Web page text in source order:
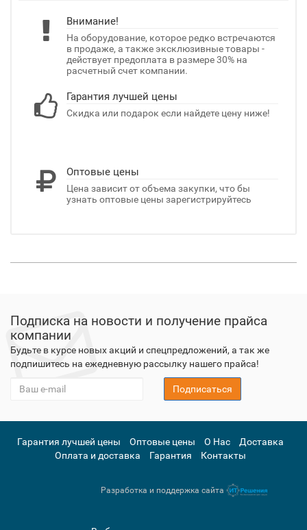
Внимание!
На оборудование, которое редко встречаются
в продаже, а также эксклюзивные товары -
действует предоплата в размере 30% на
расчетный счет компании.
Гарантия лучшей цены
Скидка или подарок если найдете цену ниже!
Оптовые цены
Цена зависит от объема закупки, что бы
узнать оптовые цены зарегистрируйтесь
Подписка на новости и получение прайса
компании
Будьте в курсе новых акций и спецпредложений, а так же
подпишитесь на ежедневную рассылку нашего прайса!
Подписаться
Гарантия лучшей цены Оптовые цены О Нас
Доставка
Оплата и доставка
Гарантия Контакты
Разработка и поддержка сайта